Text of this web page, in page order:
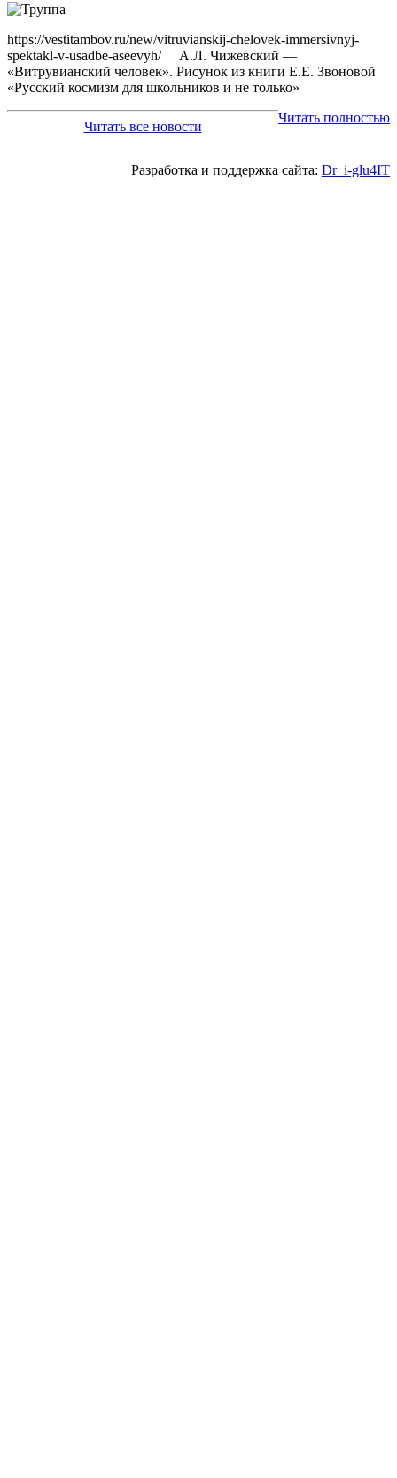
https://vestitambov.ru/new/vitruvianskij-chelovek-immersivnyj-
spektakl-v-usadbe-aseevyh/ А.Л. Чижевский —
«Витрувианский человек». Рисунок из книги Е.Е. Звоновой
«Русский космизм для школьников и не только»
Читать полностью
Читать все новости
Разработка и поддержка сайта: Dr_i-glu4IT